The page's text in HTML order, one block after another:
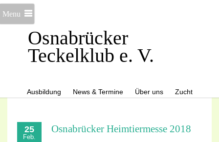
Osnabrücker
Teckelklub e. V.
Menu
Ausbildung News & Termine Über uns Zucht
25
Feb.
Osnabrücker Heimtiermesse 2018